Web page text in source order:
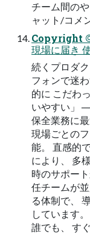
チーム間の
ャット/コメ
Copyright
現場に届き
続くプロダ
フォンで迷
的に こだわ
いやすい」
保全業務に
現場ごとの
能。 直感的
により、 多
時のサポー
任チームが
る体制で、
しています
誰でも、 す